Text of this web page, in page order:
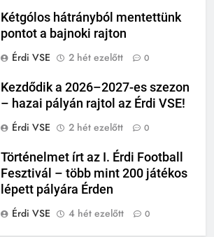
Kétgólos hátrányból mentettünk
pontot a bajnoki rajton
Érdi VSE
2 hét ezelőtt 0
Kezdődik a 2026–2027-es szezon
– hazai pályán rajtol az Érdi VSE!
Érdi VSE
2 hét ezelőtt 0
Történelmet írt az I. Érdi Football
Fesztivál – több mint 200 játékos
lépett pályára Érden
Érdi VSE
4 hét ezelőtt 0